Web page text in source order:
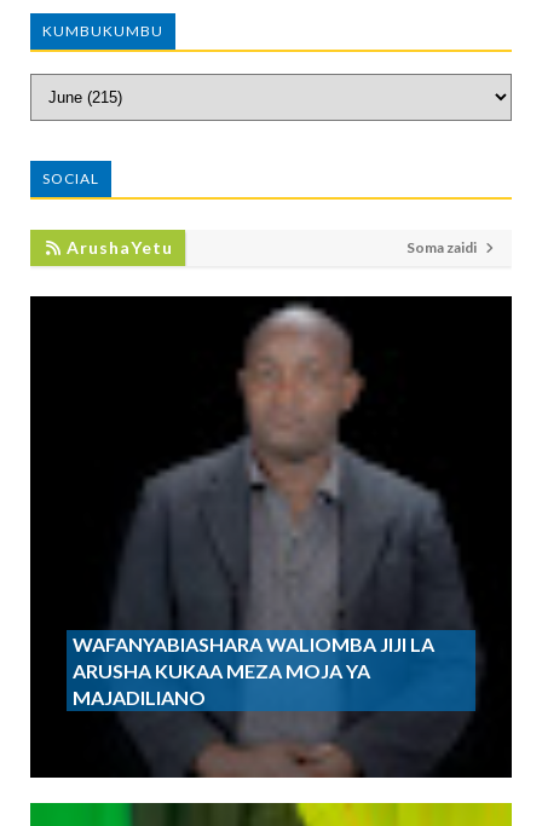
KUMBUKUMBU
SOCIAL
ArushaYetu Soma zaidi
WAFANYABIASHARA WALIOMBA JIJI LA
ARUSHA KUKAA MEZA MOJA YA
MAJADILIANO